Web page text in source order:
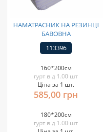
НАМАТРАСНИК НА РЕЗИНЦІ
БАВОВНА
113396
160*200см
гурт від 1.00 шт
Ціна за 1 шт.
585,00 грн
180*200см
гурт від 1.00 шт